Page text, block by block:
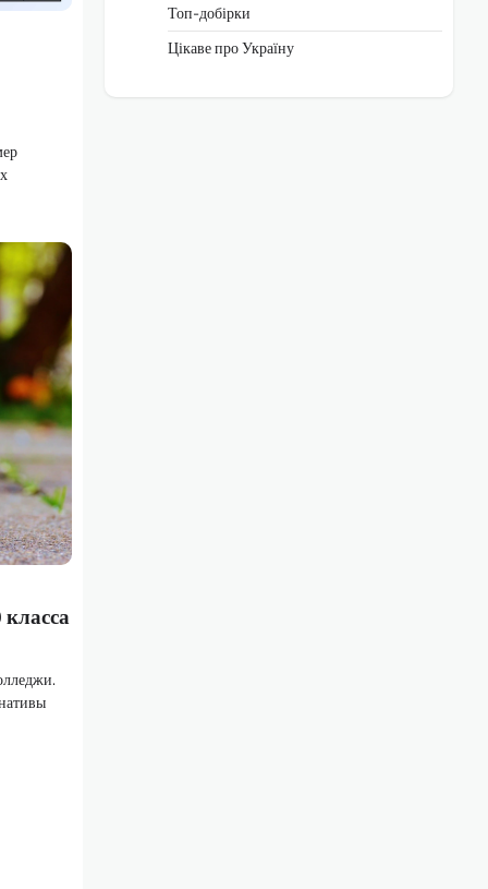
Топ-добірки
Цікаве про Україну